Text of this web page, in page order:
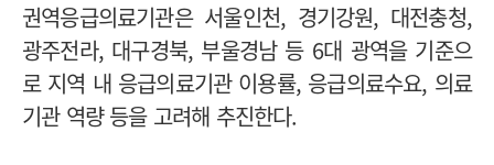
권역응급의료기관은 서울인천, 경기강원, 대전충청,
광주전라, 대구경북, 부울경남 등 6대 광역을 기준으
로 지역 내 응급의료기관 이용률, 응급의료수요, 의료
기관 역량 등을 고려해 추진한다.